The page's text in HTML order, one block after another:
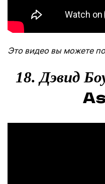
Это видео вы можете
18. Дэвид